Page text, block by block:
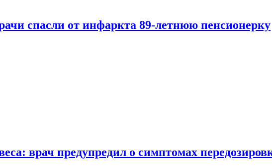
спасли от инфаркта 89-летнюю пенсионерку
врач предупредил о симптомах